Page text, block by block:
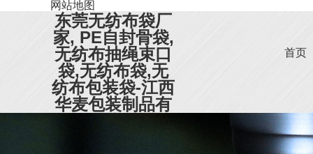
网站地图
东莞无纺布袋厂
家, PE自封骨袋,
无纺布抽绳束口
袋,无纺布袋,无
纺布包装袋-江西
华麦包装制品有
首页